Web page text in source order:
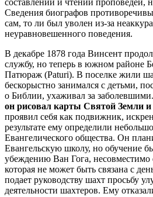
составлении и чтении проповедей,
Сведения биографов
сам, то ли был уволен из-за
неуравновешенного поведения.
В декабре 1878 года Винсент
службу, но теперь в южном районе
Патюраж (Paturi). В поселке жили
бескорыстно занимался с детьми,
о Библии, ухаживал за заболевшими.
он рисовал карты Святой Земли и
проявил себя как подвижник,
результате ему определили
Евангелического общества. Он
Евангельскую школу, но обучение
убеждению Ван Гога, несовместимо
которая не может быть связана с
подает руководству шахт просьбу
деятельности шахтеров. Ему